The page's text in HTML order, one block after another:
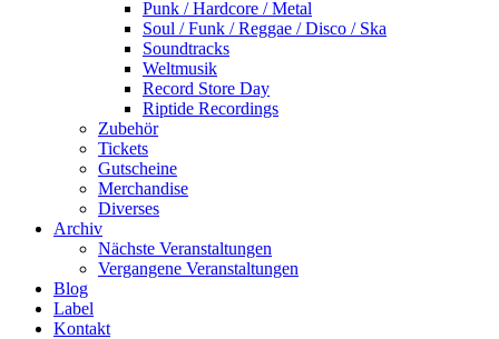
Punk / Hardcore / Metal
Soul / Funk / Reggae / Disco / Ska
Soundtracks
Weltmusik
Record Store Day
Riptide Recordings
Zubehör
Tickets
Gutscheine
Merchandise
Diverses
Archiv
Nächste Veranstaltungen
Vergangene Veranstaltungen
Blog
Label
Kontakt